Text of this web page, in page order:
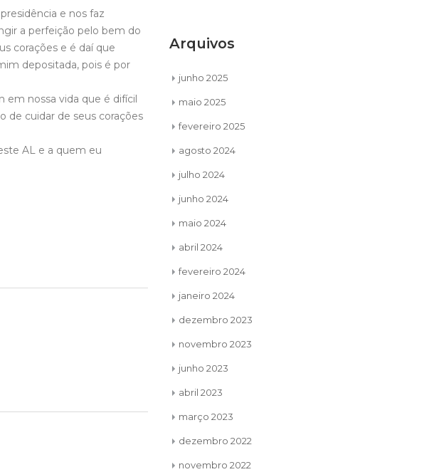
e nos faz
a perfeição pelo bem do
corações e é daí que
depositada, pois é por
em nossa vida que é difícil
de cuidar de seus corações
AL e a quem eu
Arquivos
junho 2025
maio 2025
fevereiro 2025
agosto 2024
julho 2024
junho 2024
maio 2024
abril 2024
fevereiro 2024
janeiro 2024
dezembro 2023
novembro 2023
junho 2023
abril 2023
março 2023
dezembro 2022
novembro 2022